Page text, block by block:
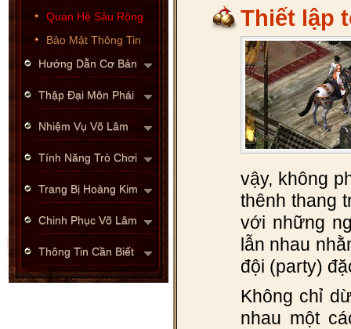
Quan Hệ Sâu Rộng
Bảo Mật Thông Tin
Hướng Dẫn Cơ Bản
Thập Đại Môn Phái
Nhiệm Vụ Võ Lâm
Tính Năng Trò Chơi
Trang Bị Hoàng Kim
Chinh Phục Võ Lâm
Thông Tin Cần Biết
Thiết lập
vậy, không
thênh thang
với những
lẫn nhau
đội (party)
Không chỉ
nhau một